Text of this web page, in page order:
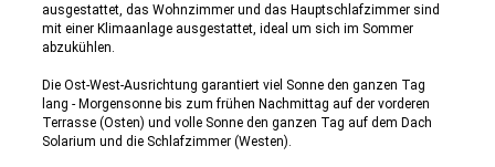
ausgestattet, das Wohnzimmer und das Hauptschlafzimmer sind
mit einer Klimaanlage ausgestattet, ideal um sich im Sommer
abzukühlen.
Die Ost-West-Ausrichtung garantiert viel Sonne den ganzen Tag
lang - Morgensonne bis zum frühen Nachmittag auf der vorderen
Terrasse (Osten) und volle Sonne den ganzen Tag auf dem Dach
Solarium und die Schlafzimmer (Westen).